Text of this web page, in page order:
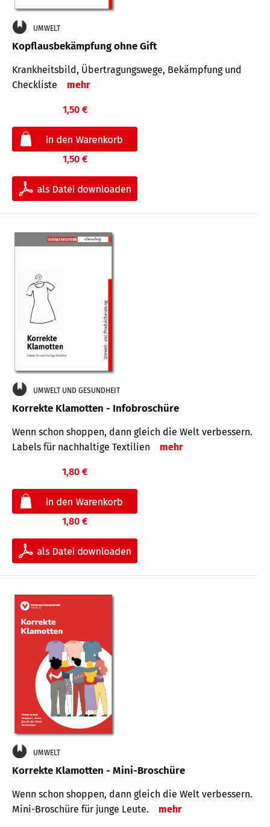
UMWELT
Kopflausbekämpfung ohne Gift
Krankheits­bild, Übertra­gungs­wege, Bekämpfung und
Check­liste
mehr
1,50 €
1,50 €
UMWELT UND GESUNDHEIT
Korrekte Klamotten - Infobroschüre
Wenn schon shoppen, dann gleich die Welt verbessern.
Labels für nachhaltige Textilien
mehr
1,80 €
1,80 €
UMWELT
Korrekte Klamotten - Mini-Broschüre
Wenn schon shoppen, dann gleich die Welt verbessern.
Mini-Broschüre für junge Leute.
mehr